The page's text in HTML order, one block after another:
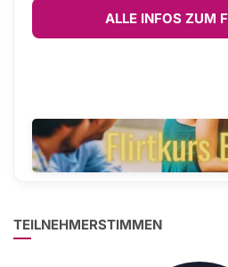
ALLE INFOS ZUM
TEILNEHMERSTIMMEN